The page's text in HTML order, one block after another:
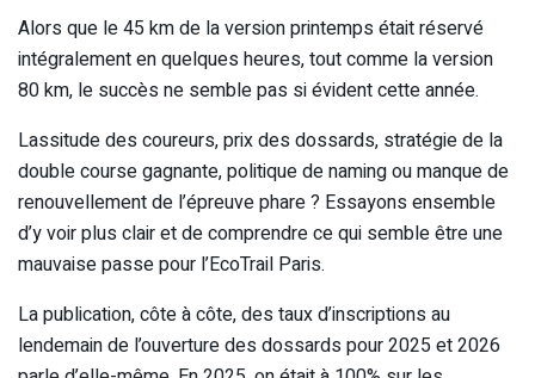
Alors que le 45 km de la version printemps était réservé
intégralement en quelques heures, tout comme la version
80 km, le succès ne semble pas si évident cette année.
Lassitude des coureurs, prix des dossards, stratégie de la
double course gagnante, politique de naming ou manque de
renouvellement de l’épreuve phare ? Essayons ensemble
d’y voir plus clair et de comprendre ce qui semble être une
mauvaise passe pour l’EcoTrail Paris.
La publication, côte à côte, des taux d’inscriptions au
lendemain de l’ouverture des dossards pour 2025 et 2026